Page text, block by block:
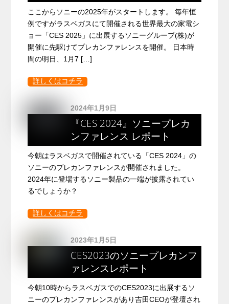
ここからソニーの2025年がスタートします。 毎年恒
例ですがラスベガスにて開催される世界最大の家電シ
ョー「CES 2025」に出展するソニーグループ(株)が
開催に先駆けてプレカンファレンスを開催。 日本時
間の明日、1月7 […]
詳しくはコチラ
2024年1月9日
『CES 2024』ソニープレカ
ンファレンス レポート
今朝はラスベガスで開催されている「CES 2024」の
ソニーのプレカンファレンスが開催されました。
2024年に登場するソニー製品の一端が披露されてい
るでしょうか？
詳しくはコチラ
2023年1月5日
CES2023のソニープレカンフ
ァレンスレポート
今朝10時からラスベガスでのCES2023に出展するソ
ニーのプレカンファレンスがあり吉田CEOが登壇され